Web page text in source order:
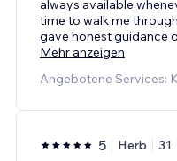
always available
time to walk me
gave honest guidance
Mehr anzeigen
Angebotene Services:
5 Herb